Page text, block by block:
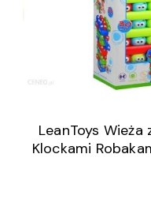
LeanToys Wieża
Klockami